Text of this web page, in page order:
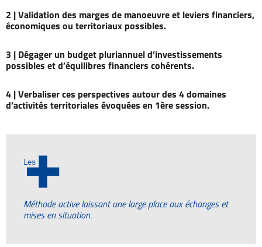
2 |Validation des marges de manoeuvre et leviers financiers,
économiques ou territoriaux possibles.
3 | Dégager un budget pluriannuel d’investissements
possibles et d’équilibres financiers cohérents.
4 |Verbaliser ces perspectives autour des 4 domaines
d’activités territoriales évoquées en 1ère session.
Les
+
Méthode active laissant une large place aux échanges et
mises en situation.